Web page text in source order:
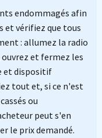
endommagés afin
et vérifiez que tous
: allumez la radio
ouvrez et fermez les
et dispositif
tout et, si ce n'est
ou
peut s'en
le prix demandé.